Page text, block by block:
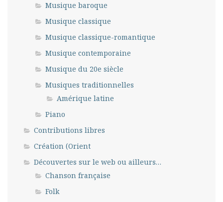
Musique baroque
Musique classique
Musique classique-romantique
Musique contemporaine
Musique du 20e siècle
Musiques traditionnelles
Amérique latine
Piano
Contributions libres
Création (Orient
Découvertes sur le web ou ailleurs…
Chanson française
Folk